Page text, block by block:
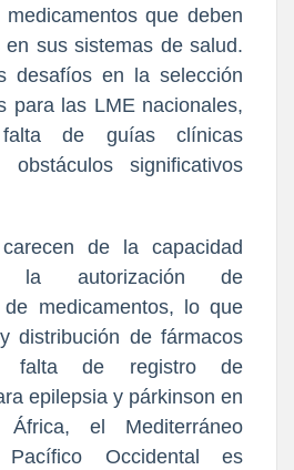
que deben
sus sistemas de salud.
desafíos en la selección
para las LME nacionales,
de guías clínicas
obstáculos significativos
de la capacidad
la autorización de
de medicamentos, lo que
distribución de fármacos
falta de registro de
epilepsia y párkinson en
África, el Mediterráneo
Occidental es